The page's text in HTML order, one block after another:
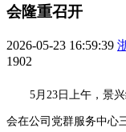
会隆重召开
2026-05-23 16:59:39
1902
5月23日上午，景
会在公司党群服务中心